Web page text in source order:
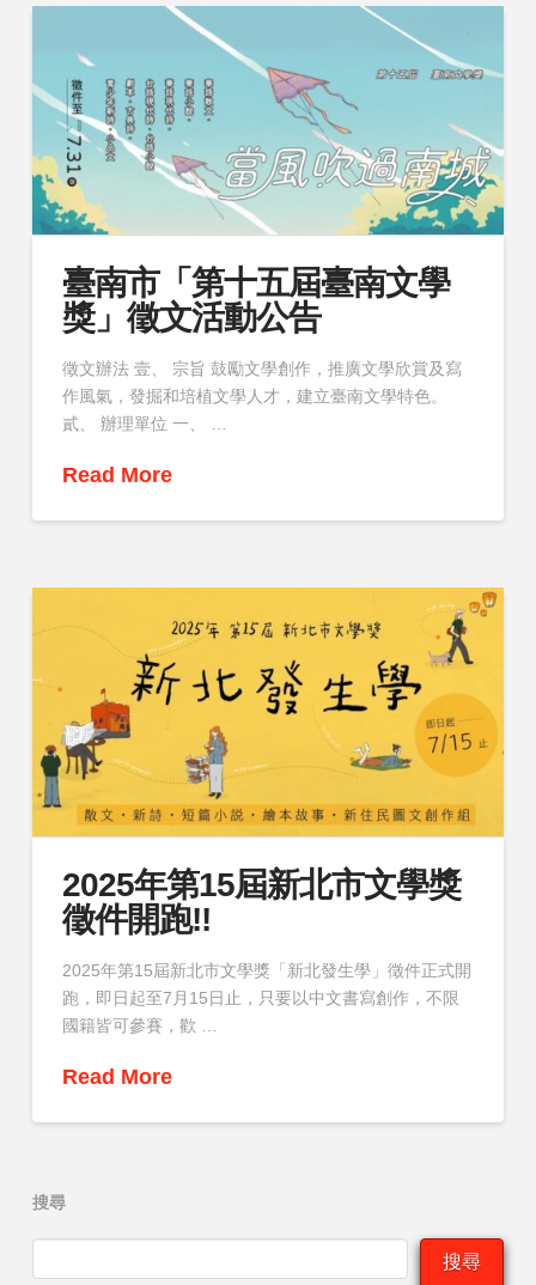
臺南市「第十五屆臺南文學
獎」徵文活動公告
徵文辦法 壹、 宗旨 鼓勵文學創作，推廣文學欣賞及寫
作風氣，發掘和培植文學人才，建立臺南文學特色。
貳、 辦理單位 一、 …
Read More
2025年第15屆新北市文學獎
徵件開跑!!
2025年第15屆新北市文學獎「新北發生學」徵件正式開
跑，即日起至7月15日止，只要以中文書寫創作，不限
國籍皆可參賽，歡 …
Read More
搜尋
搜尋